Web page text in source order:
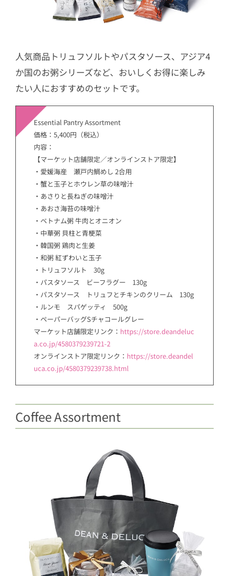
人気商品トリュフソルトやパスタソース、アジア4
か国のお粥シリーズなど、おいしくお得に楽しみ
たい人におすすめのセットです。
Essential Pantry Assortment
価格：5,400円（税込）
内容：
【マーケット店舗限定／オンラインストア限定】
・愛媛海産 瀬戸内鯛めし 2合用
・蟹と玉子とホウレン草の味噌汁
・あさりと長ねぎの味噌汁
・あおさ海苔の味噌汁
・ ベトナム粥 牛肉とオニオン
・中華粥 貝柱と青梗菜
・韓国粥 鶏肉と生姜
・和粥 紅ずわいと玉子
・トリュフソルト 30g
・パスタソース ビーフラグー 130g
・パスタソース トリュフとチキンのクリーム 130g
・ルンモ スパゲッティ 500g
・ペーパーバッグSチャコールグレー
マーケット店舗限定リンク： https://store.deandeluc
a.co.jp/4580379239721-2
オンラインストア限定リンク： https://store.deandel
uca.co.jp/4580379239738.html
Coffee Assortment